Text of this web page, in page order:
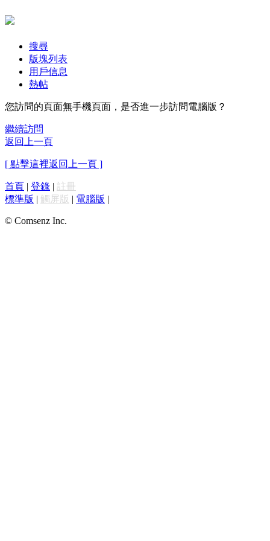
搜尋
版塊列表
用戶信息
熱帖
您訪問的頁面無手機頁面，是否進一步訪問電腦版？
繼續訪問
返回上一頁
[ 點擊這裡返回上一頁 ]
首頁 | 登錄 | 註冊
標準版 | 觸屏版 | 電腦版 |
© Comsenz Inc.